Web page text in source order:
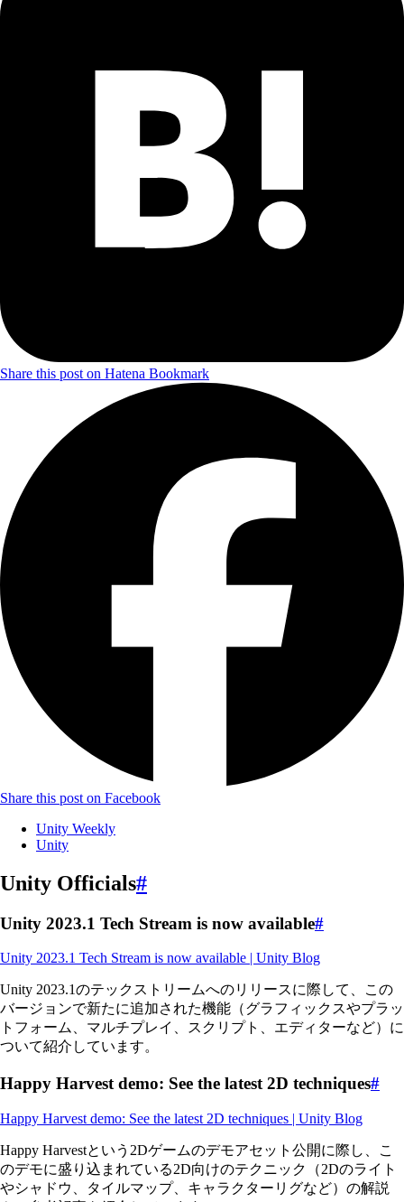
Share this post on Hatena Bookmark
Share this post on Facebook
Unity Weekly
Unity
Unity Officials#
Unity 2023.1 Tech Stream is now available#
Unity 2023.1 Tech Stream is now available | Unity Blog
Unity 2023.1のテックストリームへのリリースに際して、この
バージョンで新たに追加された機能（グラフィックスやプラッ
トフォーム、マルチプレイ、スクリプト、エディターなど）に
ついて紹介しています。
Happy Harvest demo: See the latest 2D techniques#
Happy Harvest demo: See the latest 2D techniques | Unity Blog
Happy Harvestという2Dゲームのデモアセット公開に際し、こ
のデモに盛り込まれている2D向けのテクニック（2Dのライト
やシャドウ、タイルマップ、キャラクターリグなど）の解説